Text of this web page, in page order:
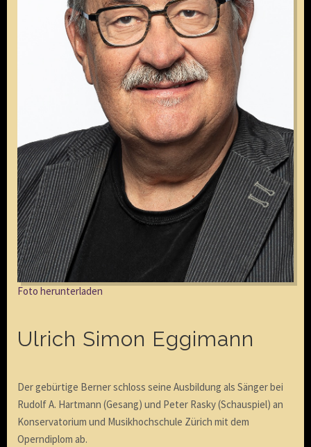
Foto herunterladen
Ulrich Simon Eggimann
Der gebürtige Berner schloss seine Ausbildung als Sänger bei
Rudolf A. Hartmann (Gesang) und Peter Rasky (Schauspiel) an
Konservatorium und Musikhochschule Zürich mit dem
Operndiplom ab.